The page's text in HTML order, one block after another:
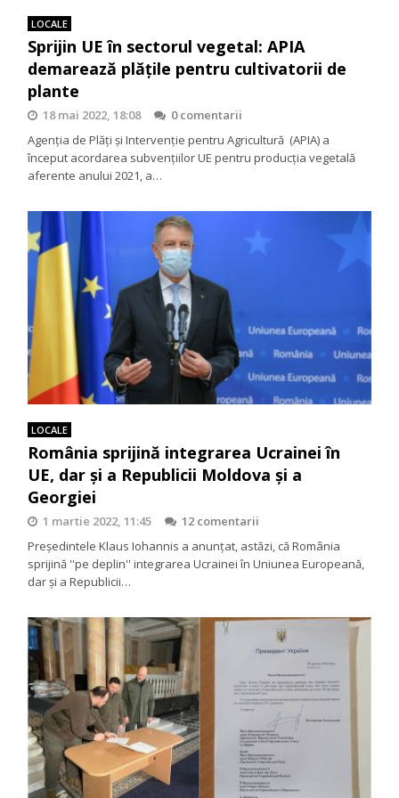
LOCALE
Sprijin UE în sectorul vegetal: APIA
demarează plățile pentru cultivatorii de
plante
18 mai 2022, 18:08
0 comentarii
Agenția de Plăți și Intervenție pentru Agricultură (APIA) a
început acordarea subvențiilor UE pentru producția vegetală
aferente anului 2021, a…
LOCALE
România sprijină integrarea Ucrainei în
UE, dar și a Republicii Moldova și a
Georgiei
1 martie 2022, 11:45
12 comentarii
Preşedintele Klaus Iohannis a anunțat, astăzi, că România
sprijină ''pe deplin'' integrarea Ucrainei în Uniunea Europeană,
dar şi a Republicii…